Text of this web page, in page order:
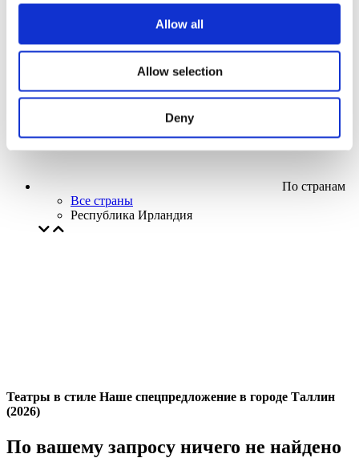
Allow all
Allow selection
Deny
Без поджанра
Применить
По странам
Все страны
Республика Ирландия
Театры в стиле Наше спецпредложение в городе Таллин
(2026)
По вашему запросу ничего не найдено